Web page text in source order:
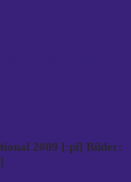
2009 [:pl] Bilder: